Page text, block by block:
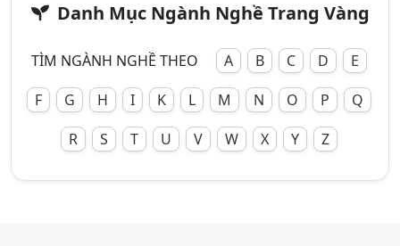
Danh Mục Ngành Nghề Trang Vàng
TÌM NGÀNH NGHỀ THEO A B C D
E
F
G H I K L M N O P
Q
R
S T U V W X Y Z